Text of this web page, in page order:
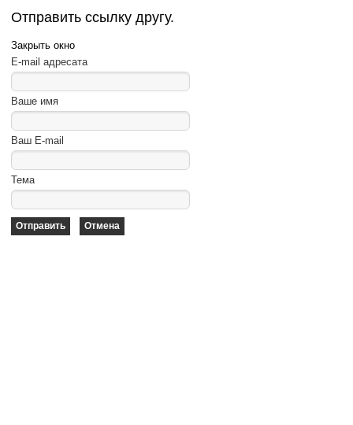
Отправить ссылку другу.
Закрыть окно
E-mail адресата
Ваше имя
Ваш E-mail
Тема
Отправить Отмена